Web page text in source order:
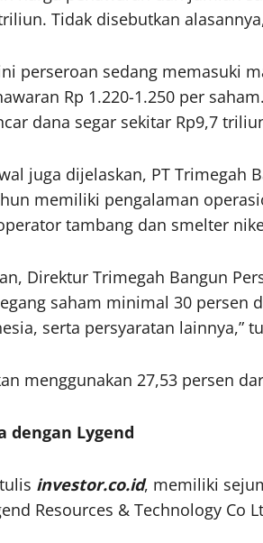
Tidak disebutkan
perseroan sedang memasuki
Rp 1.220-1.250 per
dana segar sekitar Rp9,7
juga dijelaskan, PT
memiliki pengalaman
tambang dan smelter
Direktur Trimegah Bangun
saham minimal 30 persen
serta persyaratan lainnya,”
menggunakan 27,53 persen
dengan Lygend
investor.co.id, memiliki
Resources & Technology Co